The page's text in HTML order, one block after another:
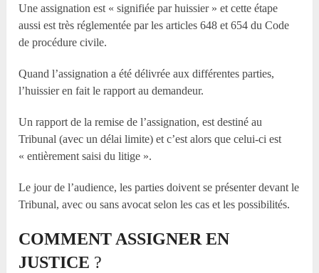
Une assignation est « signifiée par huissier » et cette étape
aussi est très réglementée par les articles 648 et 654 du Code
de procédure civile.
Quand l’assignation a été délivrée aux différentes parties,
l’huissier en fait le rapport au demandeur.
Un rapport de la remise de l’assignation, est destiné au
Tribunal (avec un délai limite) et c’est alors que celui-ci est
« entièrement saisi du litige ».
Le jour de l’audience, les parties doivent se présenter devant le
Tribunal, avec ou sans avocat selon les cas et les possibilités.
COMMENT ASSIGNER EN
JUSTICE ?